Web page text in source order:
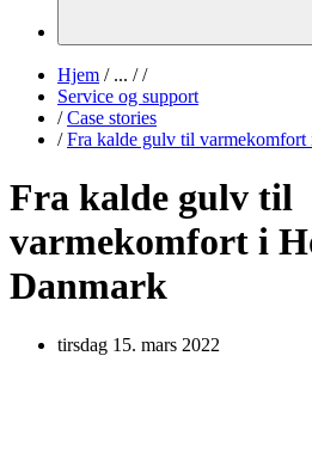
Hjem /... / /
Service og support
/ Case stories
/ Fra kalde gulv til
Fra kalde gulv til
varmekomfort i
Danmark
tirsdag 15. mars 2022